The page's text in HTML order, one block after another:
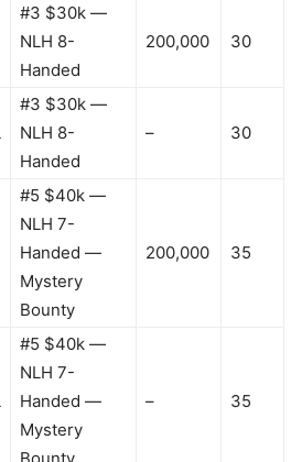
#3 $30k —
NLH 8-
Handed
200,000 30
#3 $30k —
NLH 8-
Handed
– 30
#5 $40k —
NLH 7-
Handed —
Mystery
Bounty
200,000 35
#5 $40k —
NLH 7-
Handed —
Mystery
– 35